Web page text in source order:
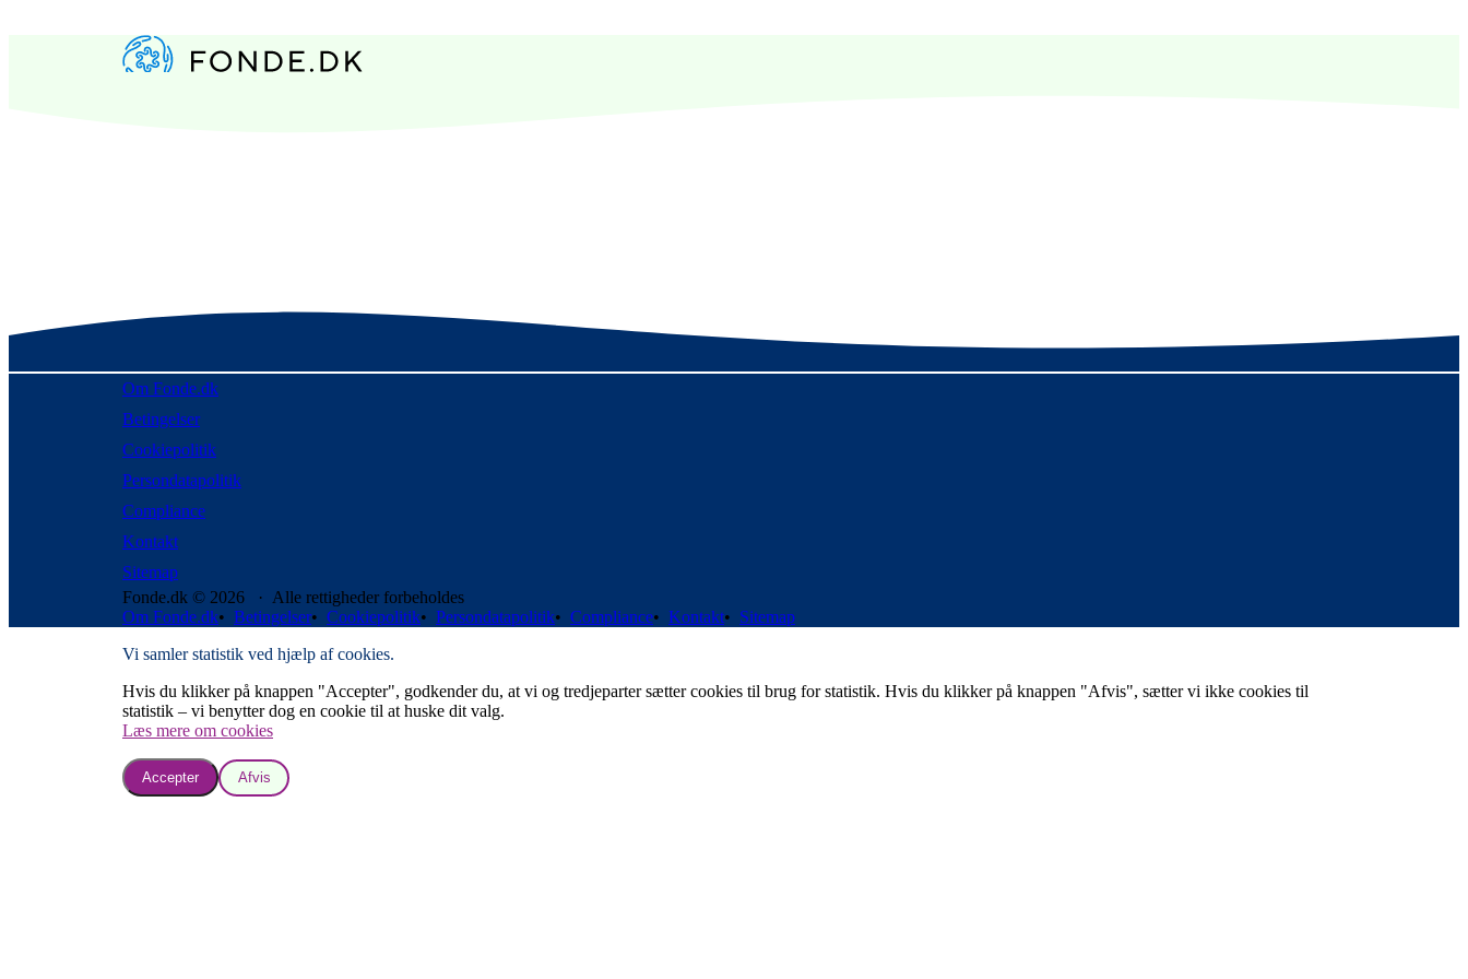
Om Fonde.dk
Betingelser
Cookiepolitik
Persondatapolitik
Compliance
Kontakt
Sitemap
Fonde.dk © 2026 · Alle rettigheder forbeholdes
Om Fonde.dk• Betingelser• Cookiepolitik• Persondatapolitik• Compliance• Kontakt• Sitemap
Vi samler statistik ved hjælp af cookies.
Hvis du klikker på knappen "Accepter", godkender du, at vi og tredjeparter sætter cookies til brug for statistik. Hvis du klikker på knappen "Afvis", sætter vi ikke cookies til
statistik – vi benytter dog en cookie til at huske dit valg.
Læs mere om cookies
Accepter Afvis